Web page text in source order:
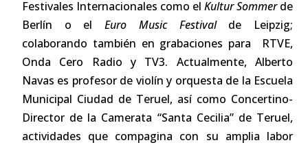
Festivales Internacionales como elKultur Sommerde
Berlín o elEuro Music Festivalde Leipzig;
colaborando también en grabaciones para RTVE,
Onda Cero Radio y TV3. Actualmente, Alberto
Navas es profesor de violín y orquesta de la Escuela
Municipal Ciudad de Teruel, así como Concertino-
Director de la Camerata “Santa Cecilia” de Teruel,
actividades que compagina con su amplia labor